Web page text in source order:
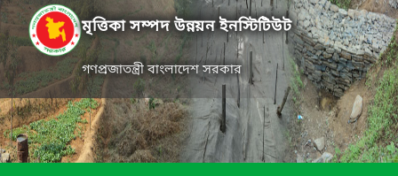
মৃত্তিকা সম্পদ উন্নয়ন ইনস্টিটিউট
গণপ্রজাতন্ত্রী বাংলাদেশ সরকার